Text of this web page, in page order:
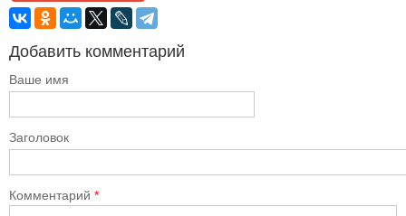
Добавить комментарий
Ваше имя
Заголовок
Комментарий *